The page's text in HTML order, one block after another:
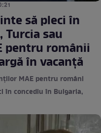
să pleci în
Turcia sau
pentru românii
în vacanță
MAE pentru români
în concediu în Bulgaria,